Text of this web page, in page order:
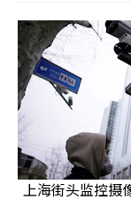
上海街头监控摄